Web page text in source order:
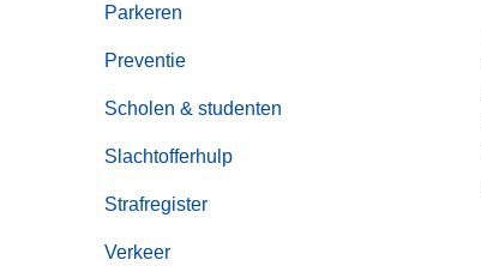
Parkeren
Preventie
Scholen & studenten
Slachtofferhulp
Strafregister
Verkeer